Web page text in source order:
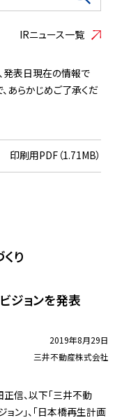
IRニュース一覧
発表日現在の情報で
あらかじめご了承くだ
印刷用PDF（1.71MB）
り
ジョンを発表
2019年8月29日
三井不動産株式会社
信、以下「三井不動
ン」、「日本橋再生計画